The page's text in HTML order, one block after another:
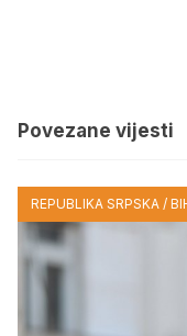
Povezane vijesti
REPUBLIKA SRPSKA /